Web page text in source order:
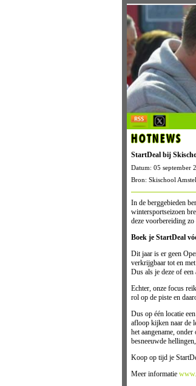
HOTNEWS
StartDeal bij
Datum: 05 september
Bron: Skischool
In de berggebieden
wintersportseizoen
deze voorbereiding
Boek je StartDeal
Dit jaar is er geen
verkrijgbaar tot en
Dus als je deze of
Echter, onze focus
rol op de piste en
Dus op één locatie
afloop kijken naar de
het aangename,
besneeuwde
Koop op tijd je
Meer informatie